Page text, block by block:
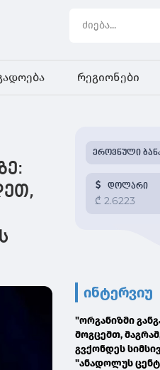
რეგიონები
ინტერვიუ
"ორგანიზმი
მოგცემთ,
გვქონდეს
"ანადოლუს